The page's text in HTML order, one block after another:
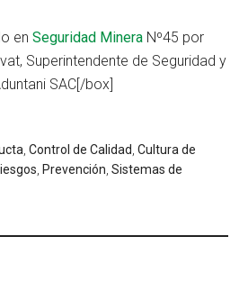
enSeguridad Minera Nº45 por
Superintendente de Seguridad y
SAC[/box]
,Control de Calidad ,Cultura de
Prevención ,Sistemas de